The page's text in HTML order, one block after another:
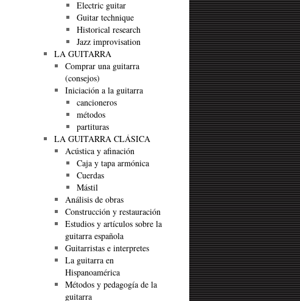
Electric guitar
Guitar technique
Historical research
Jazz improvisation
LA GUITARRA
Comprar una guitarra
(consejos)
Iniciación a la guitarra
cancioneros
métodos
partituras
LA GUITARRA CLÁSICA
Acústica y afinación
Caja y tapa armónica
Cuerdas
Mástil
Análisis de obras
Construcción y restauración
Estudios y artículos sobre la
guitarra española
Guitarristas e interpretes
La guitarra en
Hispanoamérica
Métodos y pedagogía de la
guitarra